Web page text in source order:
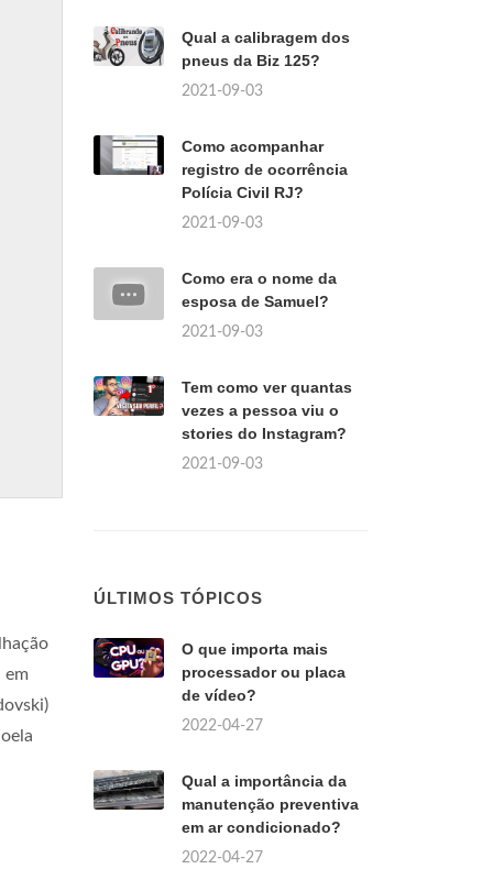
em
Qual a calibragem dos
pneus da Biz 125?
2021-09-03
Como acompanhar
registro de ocorrência
Polícia Civil RJ?
2021-09-03
Como era o nome da
esposa de Samuel?
2021-09-03
Tem como ver quantas
vezes a pessoa viu o
stories do Instagram?
2021-09-03
ÚLTIMOS TÓPICOS
O que importa mais
processador ou placa
de vídeo?
2022-04-27
Qual a importância da
manutenção preventiva
em ar condicionado?
2022-04-27